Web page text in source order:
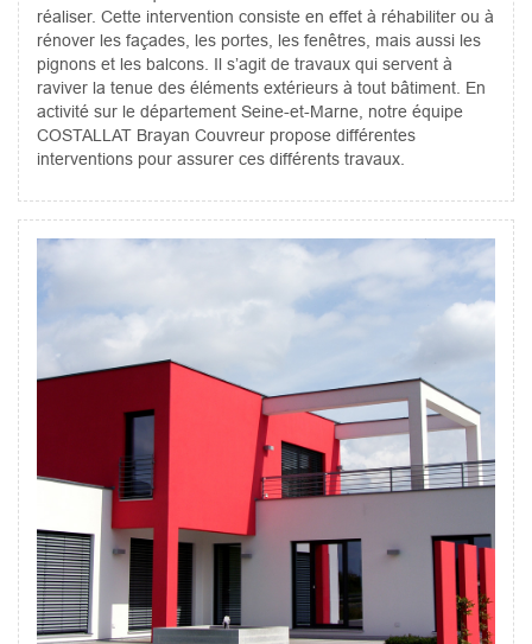
réaliser. Cette intervention consiste en effet à réhabiliter ou à
rénover les façades, les portes, les fenêtres, mais aussi les
pignons et les balcons. Il s’agit de travaux qui servent à
raviver la tenue des éléments extérieurs à tout bâtiment. En
activité sur le département Seine-et-Marne, notre équipe
COSTALLAT Brayan Couvreur propose différentes
interventions pour assurer ces différents travaux.